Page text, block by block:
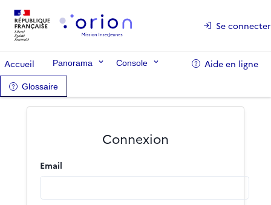
Se connecter
Accueil Panorama Console Aide en ligne
Glossaire
Connexion
Email